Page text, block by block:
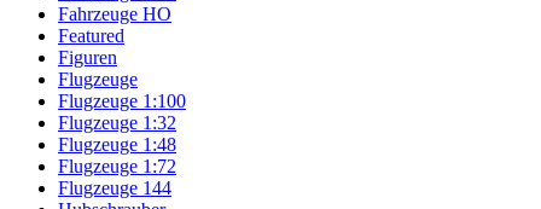
Fahrzeuge HO
Featured
Figuren
Flugzeuge
Flugzeuge 1:100
Flugzeuge 1:32
Flugzeuge 1:48
Flugzeuge 1:72
Flugzeuge 144